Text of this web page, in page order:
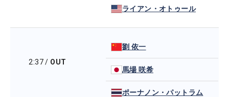
ライアン・オトゥール
2:37/ OUT
劉 依一
馬場 咲希
ポーナノン・パットラム